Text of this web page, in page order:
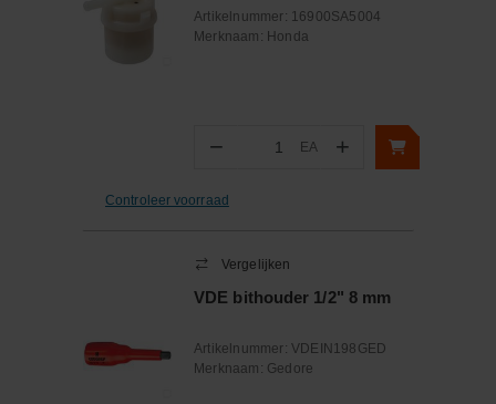
Artikelnummer: 16900SA5004
Merknaam: Honda
− Aantal
EA +
Controleer voorraad
Vergelijken
VDE bithouder 1/2" 8 mm
Artikelnummer: VDEIN198GED
Merknaam: Gedore